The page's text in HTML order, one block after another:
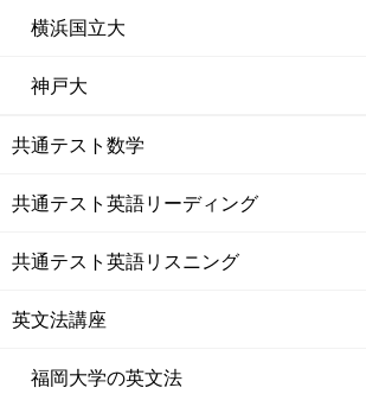
横浜国立大
神戸大
共通テスト数学
共通テスト英語リーディング
共通テスト英語リスニング
英文法講座
福岡大学の英文法